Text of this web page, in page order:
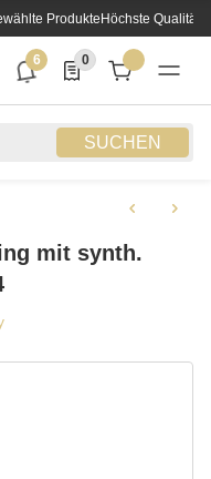
ProdukteHöchste Qualität
SUCHEN
6
6 neue Notifizierungen
0
0 Produkte in der
mit synth.